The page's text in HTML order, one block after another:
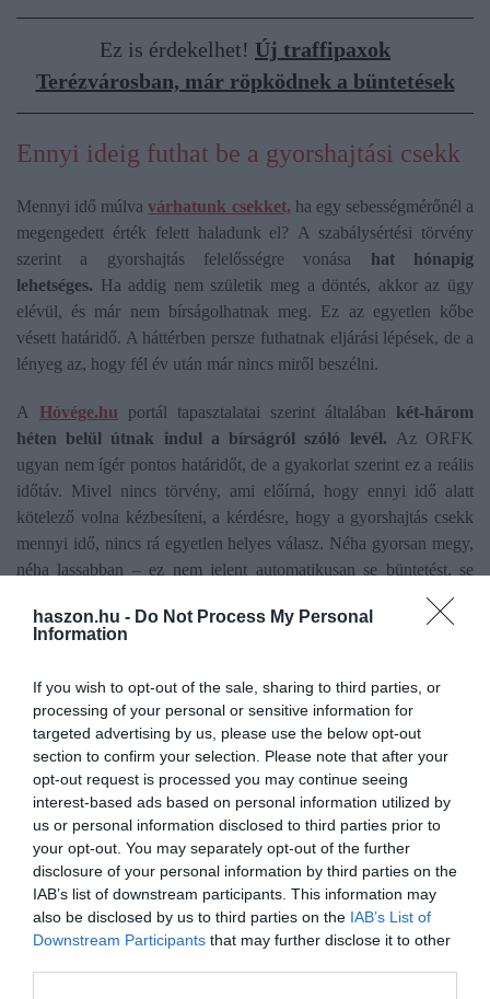
haszon.hu - Do Not Process My Personal
Information
If you wish to opt-out of the sale, sharing to third parties, or
processing of your personal or sensitive information for
targeted advertising by us, please use the below opt-out
section to confirm your selection. Please note that after your
opt-out request is processed you may continue seeing
interest-based ads based on personal information utilized by
us or personal information disclosed to third parties prior to
your opt-out. You may separately opt-out of the further
disclosure of your personal information by third parties on the
IAB’s list of downstream participants. This information may
also be disclosed by us to third parties on the IAB’s List of
Downstream Participants that may further disclose it to other
Ez is érdekelhet! Új traffipaxok
Terézvárosban, már röpködnek a büntetések
Ennyi ideig futhat be a gyorshajtási csekk
Mennyi idő múlvavárhatunk csekket, ha egy sebességmérőnél a
megengedett érték felett haladunk el? A szabálysértési törvény
szerint a gyorshajtás felelősségre vonása hat hónapig
lehetséges. Ha addig nem születik meg a döntés, akkor az ügy
elévül, és már nem bírságolhatnak meg. Ez az egyetlen kőbe
vésett határidő. A háttérben persze futhatnak eljárási lépések, de a
lényeg az, hogy fél év után már nincs miről beszélni.
A Hóvége.hu portál tapasztalatai szerint általában két-három
héten belül útnak indul a bírságról szóló levél.
Az ORFK
ugyan nem ígér pontos határidőt, de a gyakorlat szerint ez a reális
időtáv. Mivel nincs törvény, ami előírná, hogy ennyi idő alatt
kötelező volna kézbesíteni, a kérdésre, hogy a gyorshajtás csekk
mennyi idő, nincs rá egyetlen helyes válasz. Néha gyorsan megy,
néha lassabban – ez nem jelent automatikusan se büntetést, se
Olvasd el ezt is!
Téves gyorshajtási bírság külföldről? Ezek a
lehetőségeid
Újabb traffipaxok jönnek Budapesten, itt kapják el
a legtöbb gyorshajtót
Balesetet okoztál? Ekkor kérheti vissza a pénzt a
biztosító